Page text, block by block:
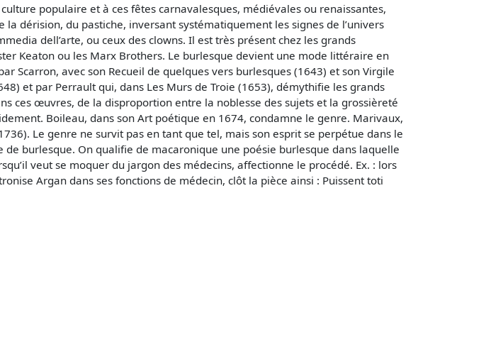
populaire et à ces fêtes carnavalesques, médiévales ou renaissantes,
dérision, du pastiche, inversant systématiquement les signes de l’univers
dell’arte, ou ceux des clowns. Il est très présent chez les grands
Keaton ou les Marx Brothers. Le burlesque devient une mode littéraire en
Scarron, avec son Recueil de quelques vers burlesques (1643) et son Virgile
et par Perrault qui, dans Les Murs de Troie (1653), démythifie les grands
ces œuvres, de la disproportion entre la noblesse des sujets et la grossièreté
Boileau, dans son Art poétique en 1674, condamne le genre. Marivaux,
Le genre ne survit pas en tant que tel, mais son esprit se perpétue dans le
burlesque. On qualifie de macaronique une poésie burlesque dans laquelle
veut se moquer du jargon des médecins, affectionne le procédé. Ex. : lors
Argan dans ses fonctions de médecin, clôt la pièce ainsi : Puissent toti